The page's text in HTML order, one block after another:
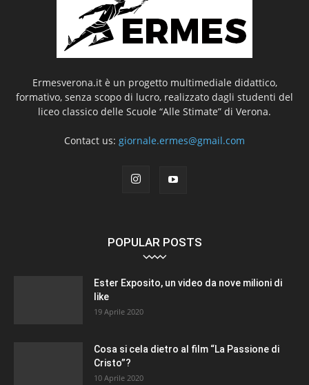
Ermesverona.it è un progetto multimediale didattico,
formativo, senza scopo di lucro, realizzato dagli studenti del
liceo classico delle Scuole “Alle Stimate” di Verona.
Contact us: giornale.ermes@gmail.com
POPULAR POSTS
Ester Exposito, un video da nove milioni di
like
19 Aprile 2020
Cosa si cela dietro al film “La Passione di
Cristo”?
10 Aprile 2020